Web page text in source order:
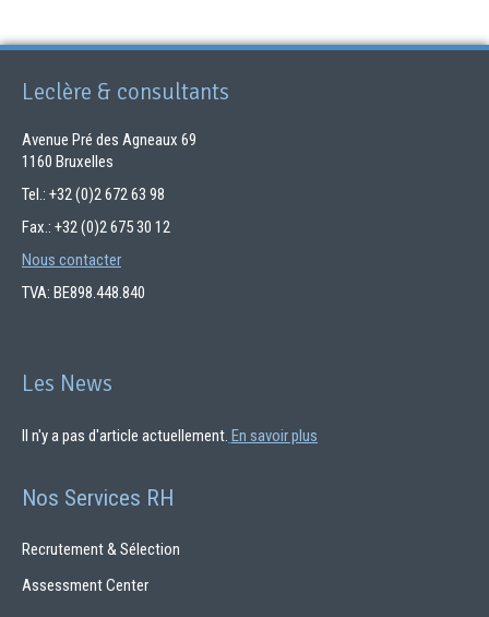
Leclère & consultants
Avenue Pré des Agneaux 69
1160 Bruxelles
Tel.: +32 (0)2 672 63 98
Fax.: +32 (0)2 675 30 12
Nous contacter
TVA: BE898.448.840
Les News
Il n'y a pas d'article actuellement. En savoir plus
Nos Services RH
Recrutement & Sélection
Assessment Center